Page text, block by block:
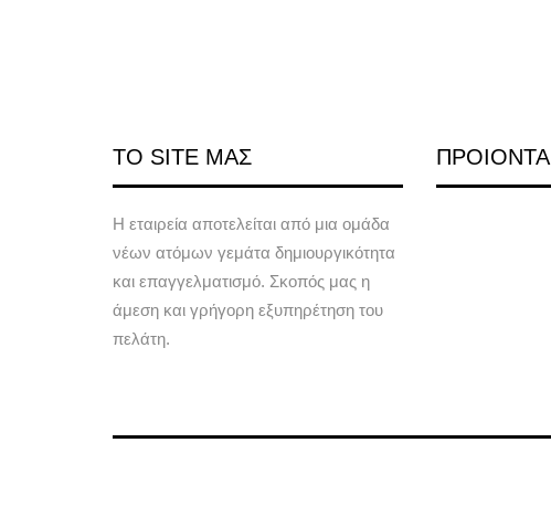
ΤΟ SITE ΜΑΣ
Η εταιρεία αποτελείται από μια ομάδα
νέων ατόμων γεμάτα δημιουργικότητα
και επαγγελματισμό. Σκοπός μας η
άμεση και γρήγορη εξυπηρέτηση του
πελάτη.
ΠΡΟΙΟΝΤΑ